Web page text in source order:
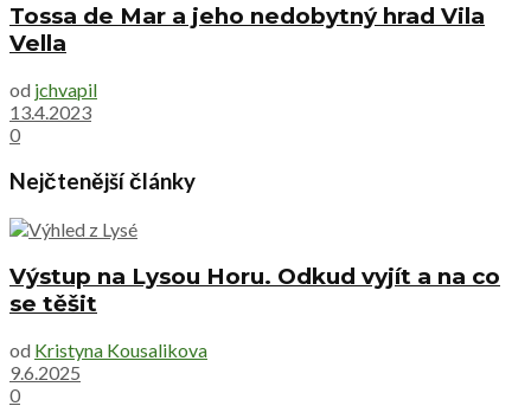
Tossa de Mar a jeho nedobytný hrad Vila
Vella
od jchvapil
13.4.2023
0
Nejčtenější články
Výstup na Lysou Horu. Odkud vyjít a na co
se těšit
od Kristyna Kousalikova
9.6.2025
0